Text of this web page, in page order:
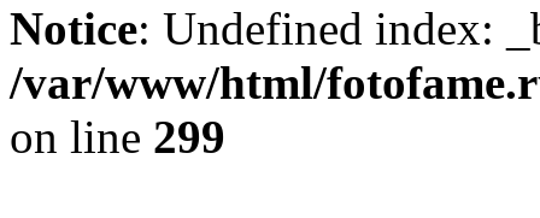
Notice: Undefined index:
/var/www/html/
on line 299